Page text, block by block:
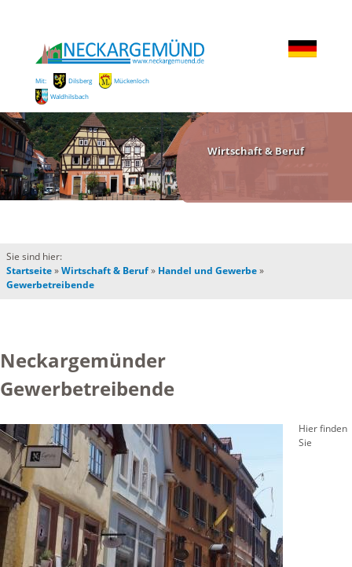
Mit: Dilsberg
Mückenloch
Waldhilsbach
Wirtschaft & Beruf
Sie sind hier:
Startseite»Wirtschaft & Beruf» Handel und Gewerbe»
Gewerbetreibende
Neckargemünder
Gewerbetreibende
Hier finden
Sie